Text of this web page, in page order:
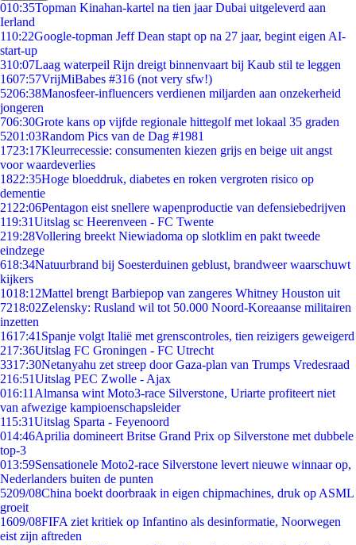
010:35Topman Kinahan-kartel na tien jaar Dubai uitgeleverd aan
Ierland
110:22Google-topman Jeff Dean stapt op na 27 jaar, begint eigen AI-
start-up
310:07Laag waterpeil Rijn dreigt binnenvaart bij Kaub stil te leggen
1607:57VrijMiBabes #316 (not very sfw!)
5206:38Manosfeer-influencers verdienen miljarden aan onzekerheid
jongeren
706:30Grote kans op vijfde regionale hittegolf met lokaal 35 graden
5201:03Random Pics van de Dag #1981
1723:17Kleurrecessie: consumenten kiezen grijs en beige uit angst
voor waardeverlies
1822:35Hoge bloeddruk, diabetes en roken vergroten risico op
dementie
21 22:06Pentagon eist snellere wapenproductie van defensiebedrijven
119:31Uitslag sc Heerenveen - FC Twente
219:28Vollering breekt Niewiadoma op slotklim en pakt tweede
eindzege
618:34Natuurbrand bij Soesterduinen geblust, brandweer waarschuwt
kijkers
1018:12Mattel brengt Barbiepop van zangeres Whitney Houston uit
7218:02Zelensky: Rusland wil tot 50.000 Noord-Koreaanse militairen
inzetten
1617:41 Spanje volgt Italië met grenscontroles, tien reizigers geweigerd
217:36Uitslag FC Groningen - FC Utrecht
3317:30Netanyahu zet streep door Gaza-plan van Trumps Vredesraad
216:51Uitslag PEC Zwolle - Ajax
016:11 Almansa wint Moto3-race Silverstone, Uriarte profiteert niet
van afwezige kampioenschapsleider
115:31Uitslag Sparta - Feyenoord
014:46Aprilia domineert Britse Grand Prix op Silverstone met dubbele
top-3
013:59Sensationele Moto2-race Silverstone levert nieuwe winnaar op,
Nederlanders buiten de punten
5209/08China boekt doorbraak in eigen chipmachines, druk op ASML
groeit
1609/08FIFA ziet kritiek op Infantino als desinformatie, Noorwegen
eist zijn aftreden